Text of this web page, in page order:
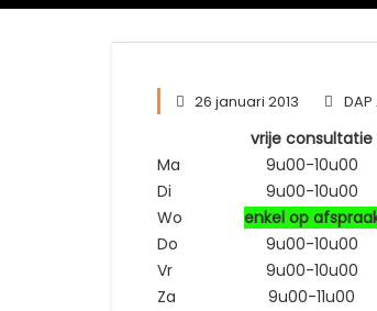
26 januari 2013
vrije consultatie
Ma
9u00-10u00
Di
9u00-10u00
Wo
enkel op
Do
9u00-10u00
Vr
9u00-10u00
Za
9u00-11u00